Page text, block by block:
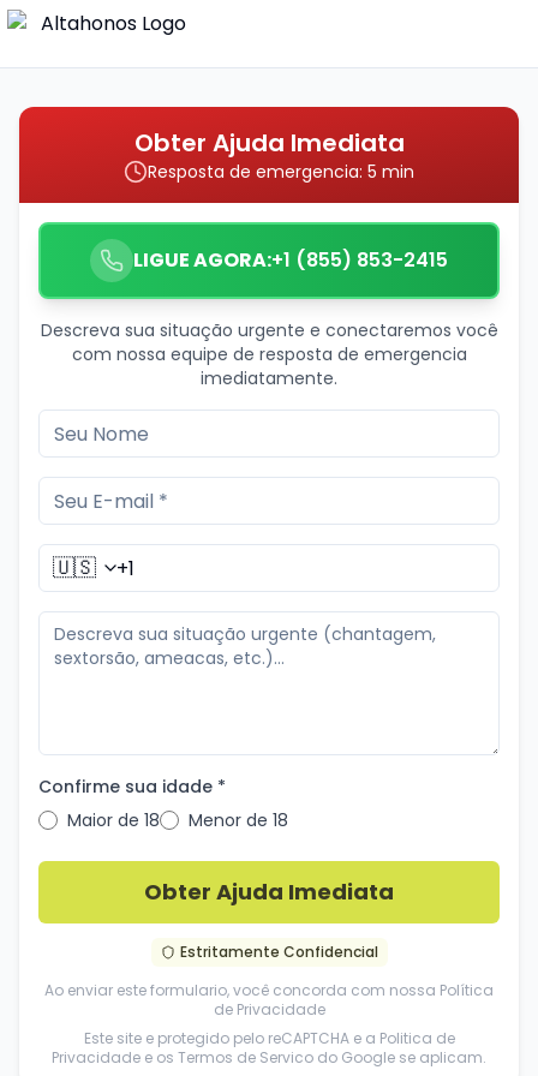
Obter Ajuda Imediata
Resposta de emergencia: 5 min
LIGUE AGORA:+1 (855) 853-2415
Descreva sua situação urgente e conectaremos você
com nossa equipe de resposta de emergencia
imediatamente.
🇺🇸
Confirme sua idade *
Maior de 18
Menor de 18
Obter Ajuda Imediata
Estritamente Confidencial
Ao enviar este formulario, você concorda com nossa Política
de Privacidade
Este site e protegido pelo reCAPTCHA e a Politica de
Privacidade e os Termos de Servico do Google se aplicam.